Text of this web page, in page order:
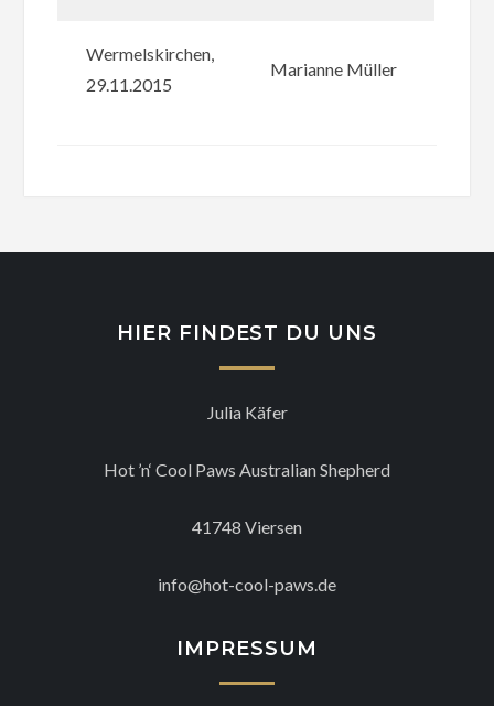
Wermelskirchen,
29.11.2015
Marianne Müller
HIER FINDEST DU UNS
Julia Käfer
Hot ’n‘ Cool Paws Australian Shepherd
41748 Viersen
info@hot-cool-paws.de
IMPRESSUM